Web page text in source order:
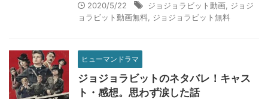
2020/5/22 ジョジョラビット動画 ジョジ
ョラビット動画無料 ジョジョラビット無料
ヒューマンドラマ
ジョジョラビットのネタバレ！キャス
ト・感想。思わず涙した話